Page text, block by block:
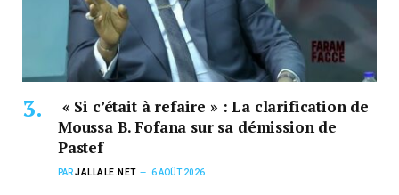
« Si c’était à refaire » : La clarification de
Moussa B. Fofana sur sa démission de
Pastef
PARJALLALE.NET 6 AOÛT 2026